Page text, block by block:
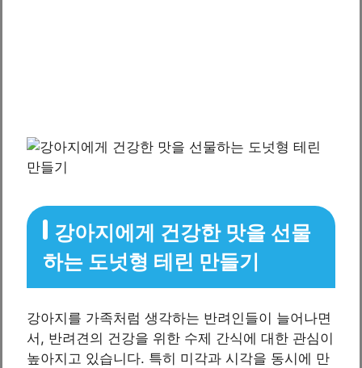
강아지에게 건강한 맛을 선물
하는 도넛형 테린 만들기
강아지를 가족처럼 생각하는 반려인들이 늘어나면
서, 반려견의 건강을 위한 수제 간식에 대한 관심이
높아지고 있습니다. 특히 미각과 시각을 동시에 만